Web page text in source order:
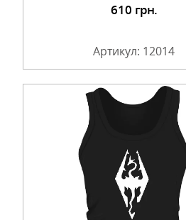
610 грн.
Артикул: 12014
Подробнее